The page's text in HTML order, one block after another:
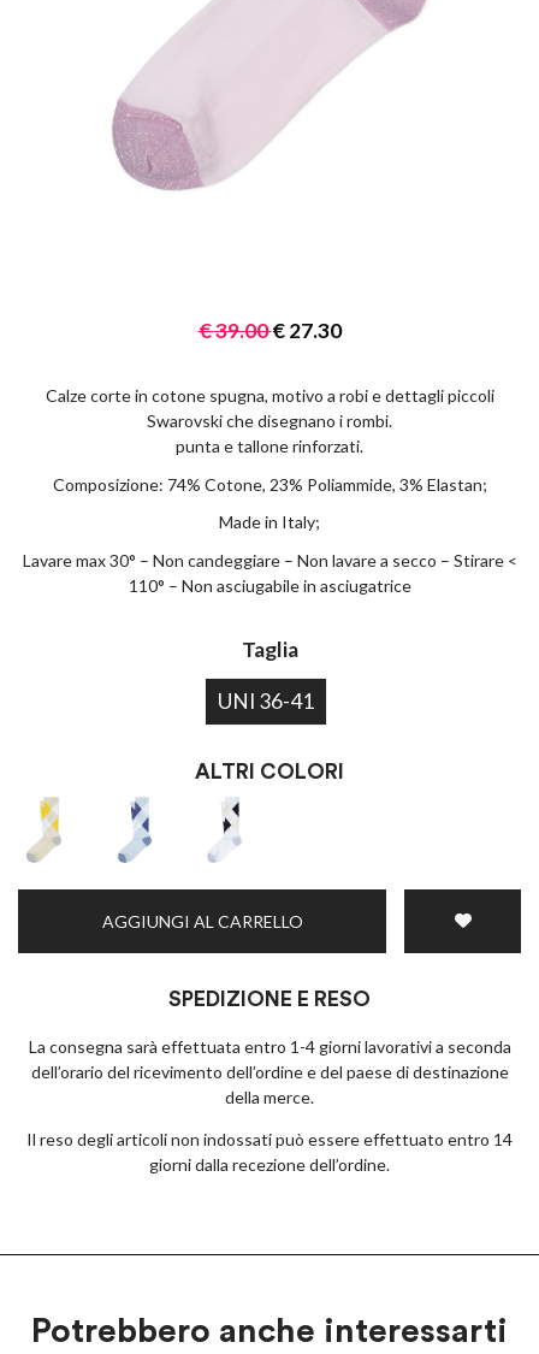
€39.00€27.30
Calze corte in cotone spugna, motivo a robi e dettagli piccoli
Swarovski che disegnano i rombi.
punta e tallone rinforzati.
Composizione: 74% Cotone, 23% Poliammide, 3% Elastan;
Made in Italy;
Lavare max 30° – Non candeggiare – Non lavare a secco – Stirare <
110° – Non asciugabile in asciugatrice
Taglia
UNI 36-41
ALTRI COLORI
AGGIUNGI AL CARRELLO
SPEDIZIONE E RESO
La consegna sarà effettuata entro 1-4 giorni lavorativi a seconda
dell’orario del ricevimento dell’ordine e del paese di destinazione
della merce.
Il reso degli articoli non indossati può essere effettuato entro 14
giorni dalla recezione dell’ordine.
Potrebbero anche interessarti